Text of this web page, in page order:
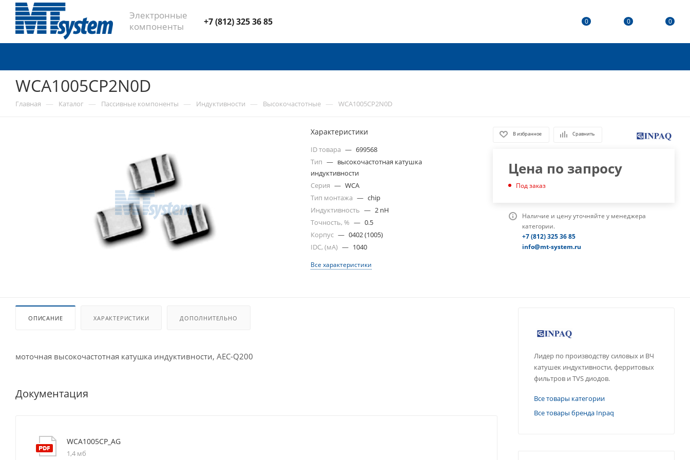
Электронные
компоненты
+7 (812) 325 36 85 0 0 0
WCA1005CP2N0D
Главная — Каталог — Пассивные компоненты — Индуктивности — Высокочастотные — WCA1005CP2N0D
Характеристики
ID товара — 699568
Тип — высокочастотная катушка
индуктивности
Серия — WCA
Тип монтажа — chip
Индуктивность — 2 nH
Точность, % — 0.5
Корпус — 0402 (1005)
IDC, (мА) — 1040
Все характеристики
В избранное Сравнить
Цена по запросу
Под заказ
Наличие и цену уточняйте у менеджера
категории.
+7 (812) 325 36 85
info@mt-system.ru
ОПИСАНИЕ ХАРАКТЕРИСТИКИ ДОПОЛНИТЕЛЬНО
моточная высокочастотная катушка индуктивности, AEC-Q200
Документация
WCA1005CP_AG
1,4 мб
Лидер по производству силовых и ВЧ
катушек индуктивности, ферритовых
фильтров и TVS диодов.
Все товары категории
Все товары бренда Inpaq